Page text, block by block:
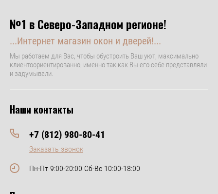
№1 в Северо-Западном регионе!
...Интернет магазин окон и дверей!...
Мы работаем для Вас, чтобы обустроить Ваш уют, максимально
клиентоориентированно, именно так как Вы его себе представляли
и задумывали.
Наши контакты
+7 (812) 980-80-41
Заказать звонок
Пн-Пт 9:00-20:00 Сб-Вс 10:00-18:00